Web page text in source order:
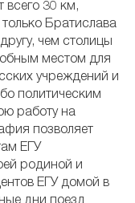
всего 30 км,
Братислава
чем столицы
местом для
учреждений и
политическим
работу на
позволяет
ЕГУ
родиной и
ЕГУ домой в